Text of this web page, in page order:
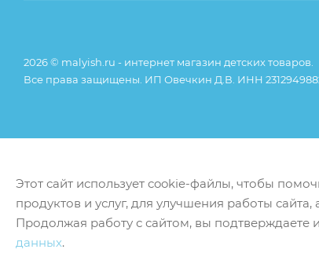
2026 © malyish.ru - интернет магазин детских товаров.
Все права защищены. ИП Овечкин Д.В. ИНН
Этот сайт использует cookie-файлы, чтобы
продуктов и услуг, для улучшения работы
Продолжая работу с сайтом, вы подтверждаете
данных.